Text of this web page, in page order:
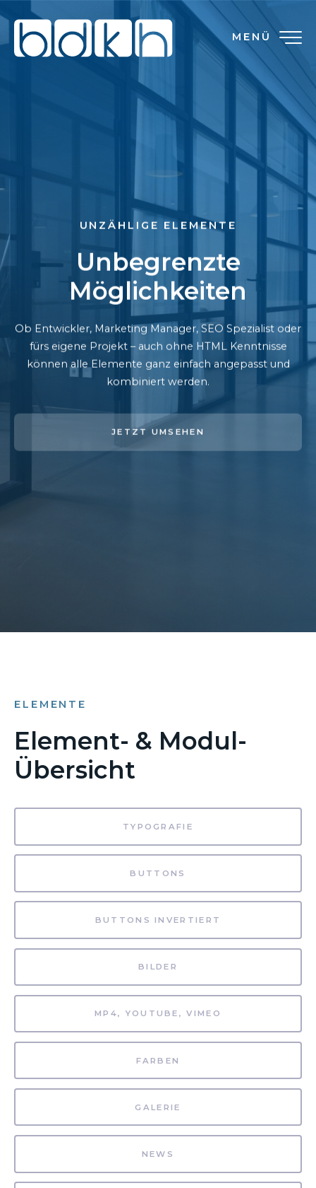
MENÜ
UNZÄHLIGE ELEMENTE
Unbegrenzte
Möglichkeiten
Ob Entwickler, Marketing Manager, SEO Spezialist oder
fürs eigene Projekt – auch ohne HTML Kenntnisse
können alle Elemente ganz einfach angepasst und
kombiniert werden.
JETZT UMSEHEN
ELEMENTE
Element- & Modul-
Übersicht
TYPOGRAFIE
BUTTONS
BUTTONS INVERTIERT
BILDER
MP4, YOUTUBE, VIMEO
FARBEN
GALERIE
NEWS